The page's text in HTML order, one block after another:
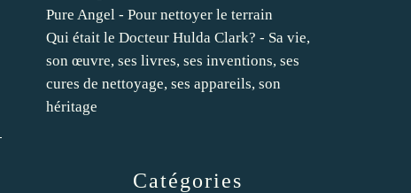
Catégories
Pure Angel - Pour nettoyer le terrain
Qui était le Docteur Hulda Clark? - Sa vie,
son œuvre, ses livres, ses inventions, ses
cures de nettoyage, ses appareils, son
héritage